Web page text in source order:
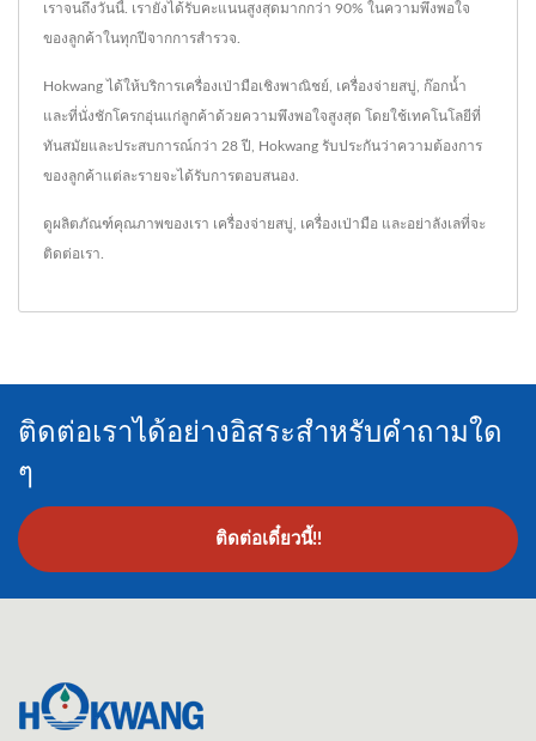
เราจนถึงวันนี้. เรายังได้รับคะแนนสูงสุดมากกว่า 90% ในความพึงพอใจ
ของลูกค้าในทุกปีจากการสำรวจ.
Hokwang ได้ให้บริการเครื่องเป่ามือเชิงพาณิชย์, เครื่องจ่ายสบู่, ก๊อกน้ำ
และที่นั่งชักโครกอุ่นแก่ลูกค้าด้วยความพึงพอใจสูงสุด โดยใช้เทคโนโลยีที่
ทันสมัยและประสบการณ์กว่า 28 ปี, Hokwang รับประกันว่าความต้องการ
ของลูกค้าแต่ละรายจะได้รับการตอบสนอง.
ดูผลิตภัณฑ์คุณภาพของเรา เครื่องจ่ายสบู่ เครื่องเป่ามือ และอย่าลังเลที่จะ
ติดต่อเรา
ติดต่อเราได้อย่างอิสระสำหรับคำถามใด
ๆ
ติดต่อเดี๋ยวนี้!!